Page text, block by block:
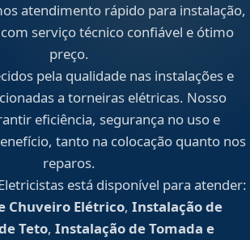
atendimento rápido para instalação,
serviço técnico confiável e ótimo
preço.
pela qualidade nas instalações e
a torneiras elétricas. Nosso
eficiência, segurança no uso e
tanto na colocação quanto nos
reparos.
está disponível para atender:
Chuveiro Elétrico, Instalação de
Teto, Instalação de Tomada e